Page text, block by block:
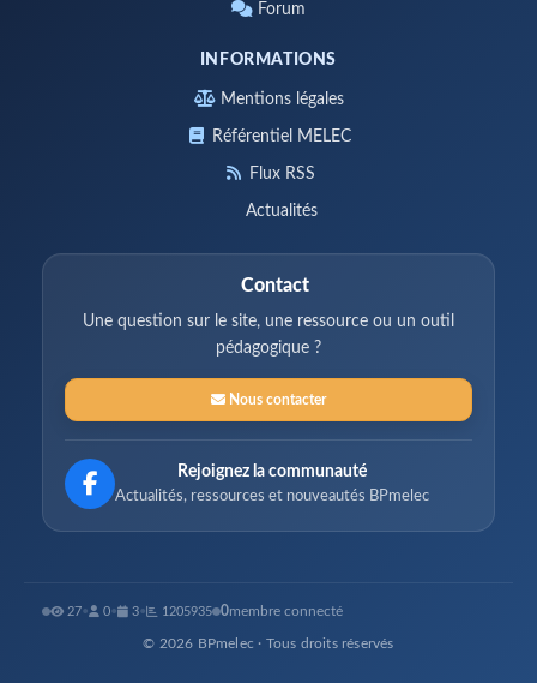
Forum
INFORMATIONS
Mentions légales
Référentiel MELEC
Flux RSS
Actualités
Contact
Une question sur le site, une ressource ou un outil
pédagogique ?
Nous contacter
Rejoignez la communauté
Actualités, ressources et nouveautés BPmelec
27• 0• 3• 1205935 0membre connecté
© 2026 BPmelec · Tous droits réservés